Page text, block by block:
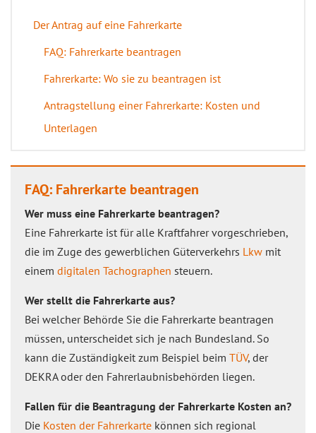
Der Antrag auf eine Fahrerkarte
FAQ: Fahrerkarte beantragen
Fahrerkarte: Wo sie zu beantragen ist
Antragstellung einer Fahrerkarte: Kosten und
Unterlagen
FAQ: Fahrerkarte beantragen
Wer muss eine Fahrerkarte beantragen?
Eine Fahrerkarte ist für alle Kraftfahrer vorgeschrieben,
die im Zuge des gewerblichen Güterverkehrs Lkw mit
einem digitalen Tachographen steuern.
Wer stellt die Fahrerkarte aus?
Bei welcher Behörde Sie die Fahrerkarte beantragen
müssen, unterscheidet sich je nach Bundesland. So
kann die Zuständigkeit zum Beispiel beim TÜV, der
DEKRA oder den Fahrerlaubnisbehörden liegen.
Fallen für die Beantragung der Fahrerkarte Kosten an?
Die Kosten der Fahrerkarte können sich regional